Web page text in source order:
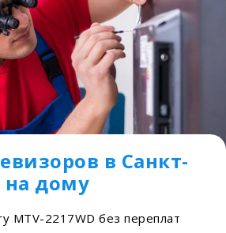
в Санкт-
на дому
MTV-2217WD без переплат